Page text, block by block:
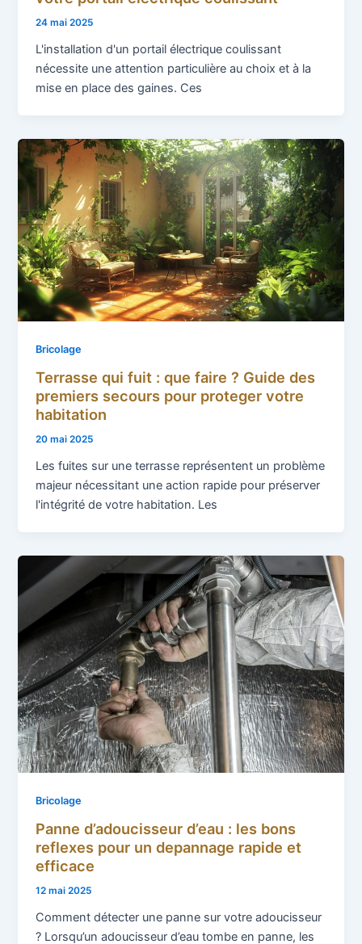
24 mai 2025
L'installation d'un portail électrique coulissant
nécessite une attention particulière au choix et à la
mise en place des gaines. Ces
Bricolage
Terrasse qui fuit : que faire ? Guide des
premiers secours pour proteger votre
habitation
20 mai 2025
Les fuites sur une terrasse représentent un problème
majeur nécessitant une action rapide pour préserver
l'intégrité de votre habitation. Les
Bricolage
Panne d’adoucisseur d’eau : les bons
reflexes pour un depannage rapide et
efficace
12 mai 2025
Comment détecter une panne sur votre adoucisseur
? Lorsqu’un adoucisseur d’eau tombe en panne, les